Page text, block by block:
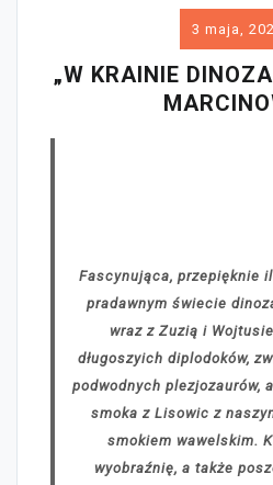
3 maja,
„W KRAINIE
Fascynująca, przepięknie
pradawnym świecie
wraz z Zuzią i
długoszyich diplodoków,
podwodnych plezjozaurów,
smoka z Lisowic z
smokiem wawelskim.
wyobraźnię, a także